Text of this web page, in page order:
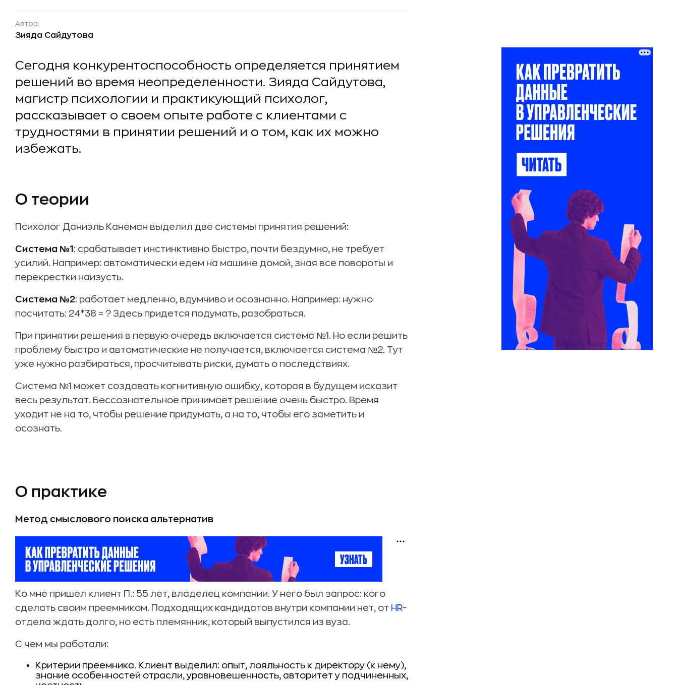
Автор:
Зияда Сайдутова
Сегодня конкурентоспособность определяется принятием
решений во время неопределенности. Зияда Сайдутова,
магистр психологии и практикующий психолог,
рассказывает о своем опыте работе с клиентами с
трудностями в принятии решений и о том, как их можно
избежать.
О теории
Психолог Даниэль Канеман выделил две системы принятия решений:
Система №1 : срабатывает инстинктивно быстро, почти бездумно, не требует
усилий. Например: автоматически едем на машине домой, зная все повороты и
перекрестки наизусть.
Система №2: работает медленно, вдумчиво и осознанно. Например: нужно
посчитать: 24*38 = ? Здесь придется подумать, разобраться.
При принятии решения в первую очередь включается система №1. Но если решить
проблему быстро и автоматические не получается, включается система №2. Тут
уже нужно разбираться, просчитывать риски, думать о последствиях.
Система №1 может создавать когнитивную ошибку, которая в будущем исказит
весь результат. Бессознательное принимает решение очень быстро. Время
уходит не на то, чтобы решение придумать, а на то, чтобы его заметить и
осознать.
О практике
Метод смыслового поиска альтернатив
Ко мне пришел клиент П.: 55 лет, владелец компании. У него был запрос: кого
сделать своим преемником. Подходящих кандидатов внутри компании нет, от HR-
отдела ждать долго, но есть племянник, который выпустился из вуза.
С чем мы работали:
Критерии преемника. Клиент выделил: опыт, лояльность к директору (к нему),
знание особенностей отрасли, уравновешенность, авторитет у подчиненных,